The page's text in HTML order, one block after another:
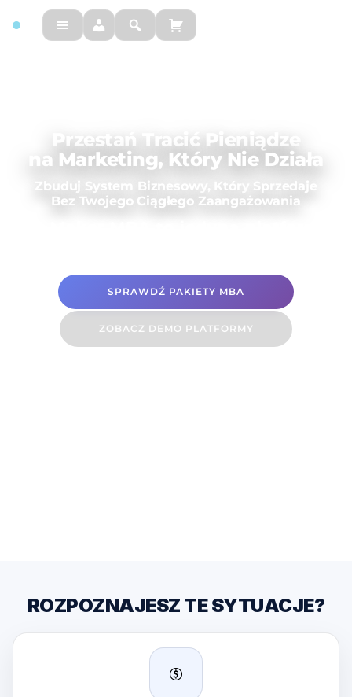
Przestań Tracić Pieniądze
na Marketing, Który Nie Działa
Zbuduj System Biznesowy, Który Sprzedaje
Bez Twojego Ciągłego Zaangażowania
SPRAWDŹ PAKIETY MBA
ZOBACZ DEMO PLATFORMY
ROZPOZNAJESZ TE SYTUACJE?